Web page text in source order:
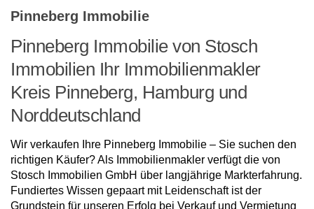
Pinneberg Immobilie
Pinneberg Immobilie von Stosch
Immobilien Ihr Immobilienmakler
Kreis Pinneberg, Hamburg und
Norddeutschland
Wir verkaufen Ihre Pinneberg Immobilie – Sie suchen den
richtigen Käufer? Als Immobilienmakler verfügt die von
Stosch Immobilien GmbH über langjährige Markterfahrung.
Fundiertes Wissen gepaart mit Leidenschaft ist der
Grundstein für unseren Erfolg bei Verkauf und Vermietung